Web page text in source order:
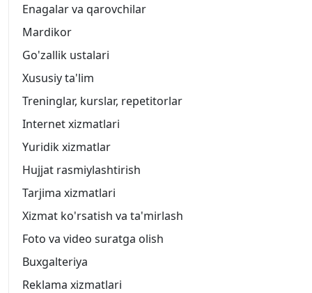
Enagalar va qarovchilar
Mardikor
Go'zallik ustalari
Xususiy ta'lim
Treninglar, kurslar, repetitorlar
Internet xizmatlari
Yuridik xizmatlar
Hujjat rasmiylashtirish
Tarjima xizmatlari
Xizmat ko'rsatish va ta'mirlash
Foto va video suratga olish
Buxgalteriya
Reklama xizmatlari